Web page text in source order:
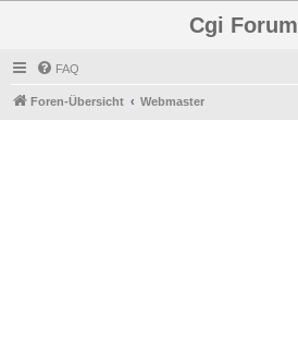
Cgi Forum
FAQ
Foren-Übersicht Webmaster